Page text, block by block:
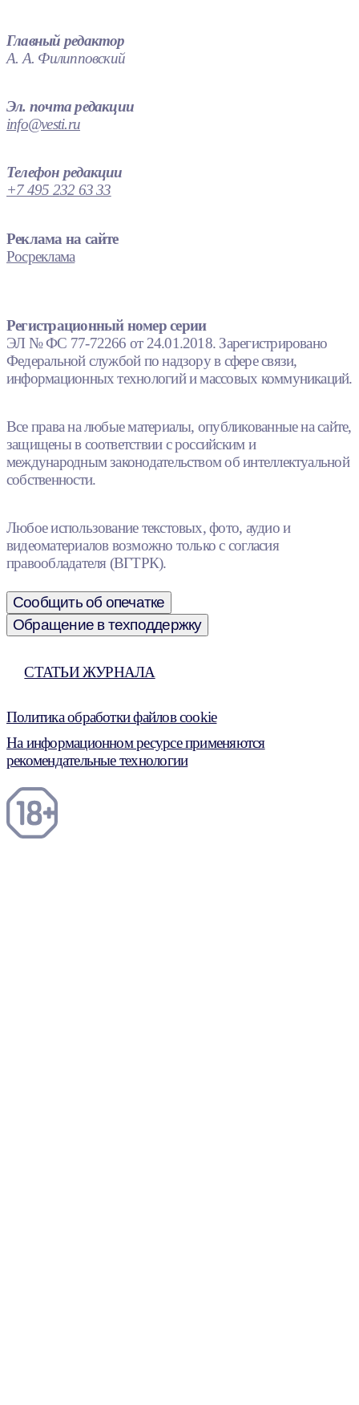
Главный редактор
А. А. Филипповский
Эл. почта редакции
info@vesti.ru
Телефон редакции
+7 495 232 63 33
Реклама на сайте
Росреклама
Регистрационный номер серии
ЭЛ № ФС 77-72266 от 24.01.2018. Зарегистрировано
Федеральной службой по надзору в сфере связи,
информационных технологий и массовых коммуникаций.
Все права на любые материалы, опубликованные на сайте,
защищены в соответствии с российским и
международным законодательством об интеллектуальной
собственности.
Любое использование текстовых, фото, аудио и
видеоматериалов возможно только с согласия
правообладателя (ВГТРК).
Сообщить об опечатке
Обращение в техподдержку
СТАТЬИ ЖУРНАЛА
Политика обработки файлов cookie
На информационном ресурсе применяются
рекомендательные технологии